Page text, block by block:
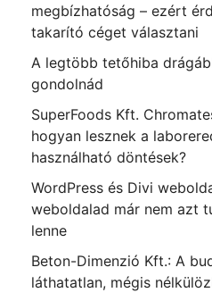
megbízhatóság – ezért
takarító céget választani
A legtöbb tetőhiba
gondolnád
SuperFoods Kft.
hogyan lesznek a
használható döntések?
WordPress és Divi
weboldalad már nem azt
lenne
Beton-Dimenzió Kft.: A
láthatatlan, mégis